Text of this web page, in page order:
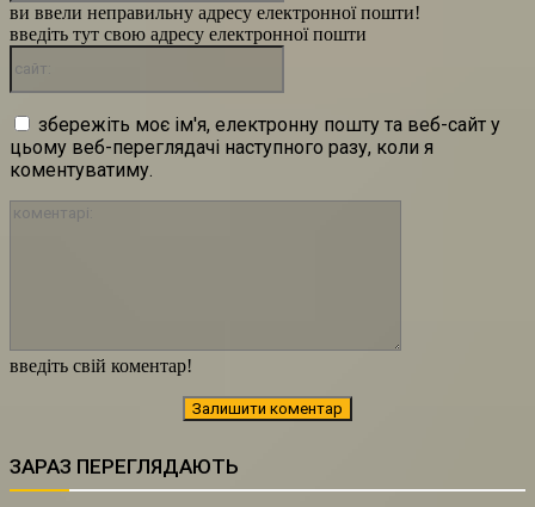
введіть свій коментар!
ви ввели неправильну адресу електронної пошти!
введіть тут свою адресу електронної пошти
збережіть моє ім'я, електронну пошту та веб-сайт у
цьому веб-переглядачі наступного разу, коли я
коментуватиму.
ЗАРАЗ ПЕРЕГЛЯДАЮТЬ